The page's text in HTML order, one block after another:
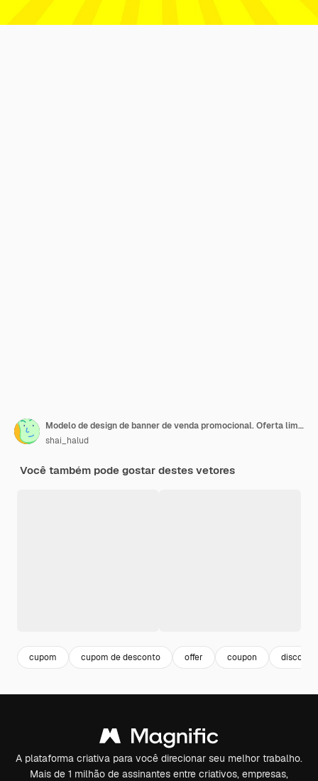
Modelo de design de banner de venda promocional. Oferta limitada de venda com 50% de desconto
shai_halud
Você também pode gostar destes vetores
cupom cupom de desconto offer coupon discount
A plataforma criativa para você direcionar seu melhor trabalho.
Mais de 1 milhão de assinantes entre criativos, empresas,